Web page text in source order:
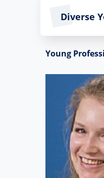
Diverse
Young